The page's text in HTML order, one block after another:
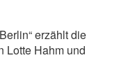
erzählt die
Lotte Hahm und